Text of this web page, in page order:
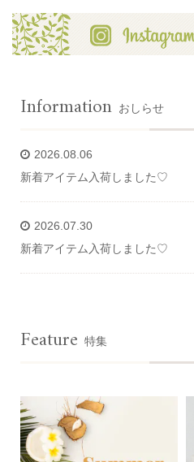
Information おしらせ
2026.08.06
新着アイテム入荷しました♡
2026.07.30
新着アイテム入荷しました♡
Feature 特集